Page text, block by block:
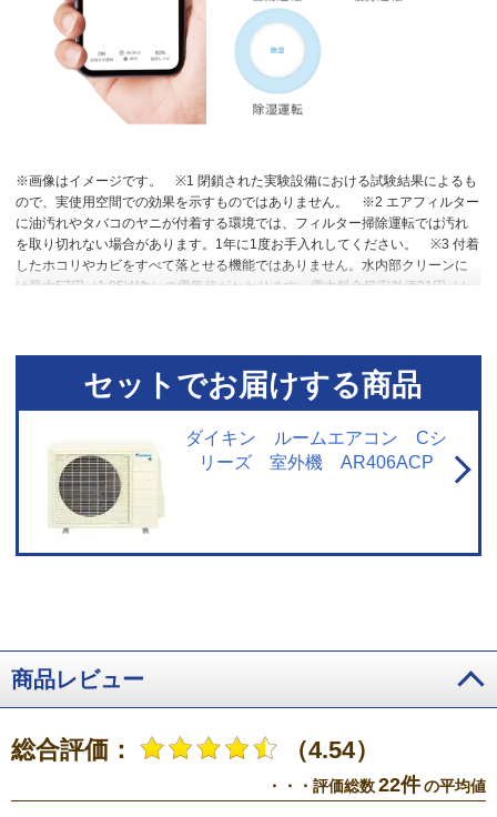
※画像はイメージです。
※1 閉鎖された実験設備における試験結果によるも
ので、実使用空間での効果を示すものではありません。
※2 エアフィルター
に油汚れやタバコのヤニが付着する環境では、フィルター掃除運転では汚れ
を取り切れない場合があります。1年に1度お手入れしてください。
※3 付着
したホコリやカビをすべて落とせる機能ではありません。水内部クリーンに
は最大57円（1.85kWh）の電気代がかかります。電力料金目安単価31円／ｋ
で温度を検知して自動運転を行うため、室内機の設置状況によっては温度を
正確に検知できず、作動しない場合があります。エアコン停止時でも、検知
のために送風運転を行う場合があります。集中コントローラー、ワイヤード
リモコンからの設定はできません。停電中やブレーカーOFF時には、設定して
いても作動しません。
※6 スマートフォンやタブレットPCなどの通信可能
圏内に限ります。（通信費が別途かかります。）通信環境や使用状況によっ
ては、サービスをご利用いただけない場合があります。サービスのご利用時
にダイキン会員サイトCLUB DAIKINへのユーザー登録が必要です。必要なネ
PC）ならびに無線LANインターネット環境。すべてのWi-Fi環境で接続できる
セットでお届けする商品
ダイキン ルームエアコン Cシ
リーズ 室外機 AR406ACP
商品レビュー
総合評価： （4.54）
・・・評価総数22件の平均値